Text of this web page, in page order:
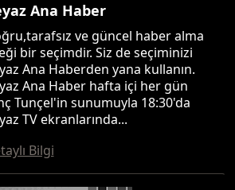
Ana Haber
ve güncel haber alma
bir seçimdir. Siz de seçiminizi
Ana Haberden yana kullanın.
Ana Haber hafta içi her gün
Tunçel'in sunumuyla 18:30'da
TV ekranlarında...
Bilgi